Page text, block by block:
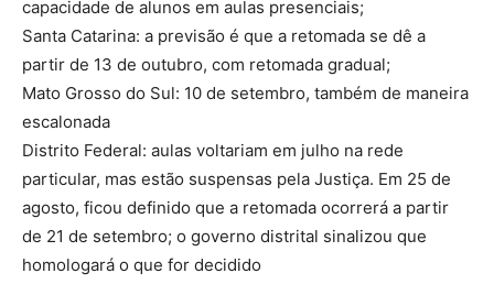
capacidade de alunos em aulas presenciais;
Santa Catarina: a previsão é que a retomada se dê a
partir de 13 de outubro, com retomada gradual;
Mato Grosso do Sul: 10 de setembro, também de maneira
escalonada
Distrito Federal: aulas voltariam em julho na rede
particular, mas estão suspensas pela Justiça. Em 25 de
agosto, ficou definido que a retomada ocorrerá a partir
de 21 de setembro; o governo distrital sinalizou que
homologará o que for decidido